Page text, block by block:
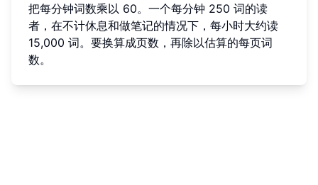
把每分钟词数乘以 60。一个每分钟 250 词的读
者，在不计休息和做笔记的情况下，每小时大约读
15,000 词。要换算成页数，再除以估算的每页词
数。